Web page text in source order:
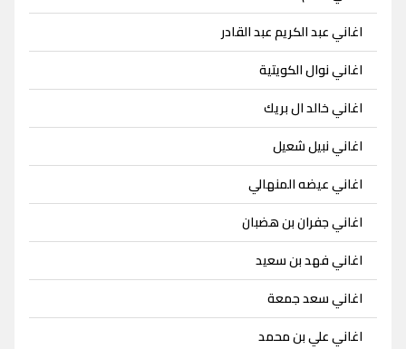
اغاني عبد الكريم عبد القادر
اغاني نوال الكويتية
اغاني خالد ال بريك
اغاني نبيل شعيل
اغاني عيضه المنهالي
اغاني جفران بن هضبان
اغاني فهد بن سعيد
اغاني سعد جمعة
اغاني علي بن محمد